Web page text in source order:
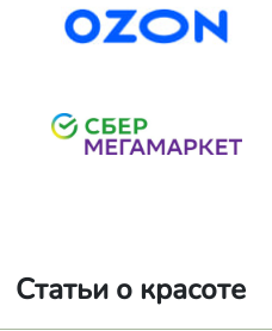
Статьи о красоте